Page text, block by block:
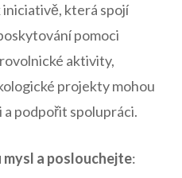
​která spojí
‍pomoci
aktivity,
projekty mohou
podpořit spolupráci.
a ⁤poslouchejte: